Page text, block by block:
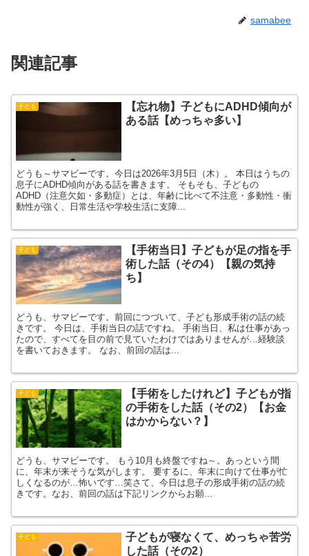
samabee
関連記事
子ども
【忘れ物】子どもにADHD傾向が
ある話【めっちゃ多い】
どうも～サマビーです。今日は2026年3月5日（木）。 本日はうちの
息子にADHD傾向がある話を書きます。 そもそも、子どもの
ADHD（注意欠如・多動症）とは、年齢に比べて不注意・多動性・衝
動性が強く、日常生活や学校生活に支障...
子ども
【手術当日】子どもが足の指を手
術した話（その4）【親の気持
ち】
どうも、サマビーです。前回につづいて、子ども形成手術の話の続
きです。 今日は、手術当日の話ですね。 手術当日、私は仕事があっ
たので、すべてを目の前で見ていたわけではありませんが…経験談
を書いておきます。 なお、前回の話は...
子ども
【手術をしたけれど】子どもが指
の手術をした話（その2）【お金
はかからない？】
どうも、サマビーです。 もう10月も終盤ですね～。あっという間
に、年末が来そうな気がします。 要するに、年末に向けて仕事が忙
しくなるのが…怖いです…笑さて、今日は息子の形成手術の話の続
きです。なお、前回の話は下記リンクからお願...
子ども
子どもが寝なくて、めっちゃ苦労
した話（その2）